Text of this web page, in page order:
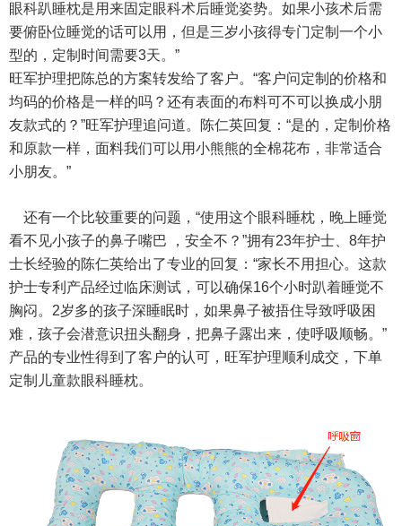
眼科趴睡枕是用来固定眼科术后睡觉姿势。如果小孩术后需
要俯卧位睡觉的话可以用，但是三岁小孩得专门定制一个小
型的，定制时间需要3天。”
旺军护理把陈总的方案转发给了客户。“客户问定制的价格和
均码的价格是一样的吗？还有表面的布料可不可以换成小朋
友款式的？”旺军护理追问道。陈仁英回复：“是的，定制价格
和原款一样，面料我们可以用小熊熊的全棉花布，非常适合
小朋友。”
还有一个比较重要的问题，“使用这个眼科睡枕 ，晚上睡觉
看不见小孩子的鼻子嘴巴 ，安全不？”拥有23年护士、8年护
士长经验的陈仁英给出了专业的回复：“家长不用担心。这款
护士专利产品经过临床测试，可以确保16个小时趴着睡觉不
胸闷。2岁多的孩子深睡眠时，如果鼻子被捂住导致呼吸困
难，孩子会潜意识扭头翻身，把鼻子露出来，使呼吸顺畅。”
产品的专业性得到了客户的认可，旺军护理顺利成交，下单
定制儿童款眼科睡枕。